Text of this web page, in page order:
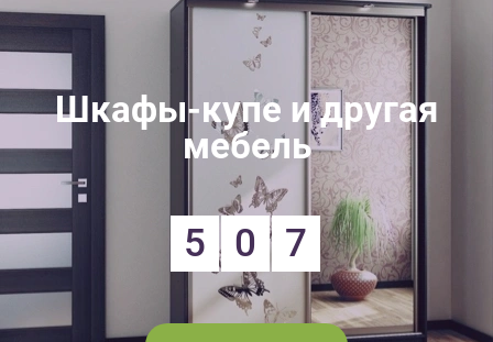
Шкафы-купе и другая
мебель
5 0 7